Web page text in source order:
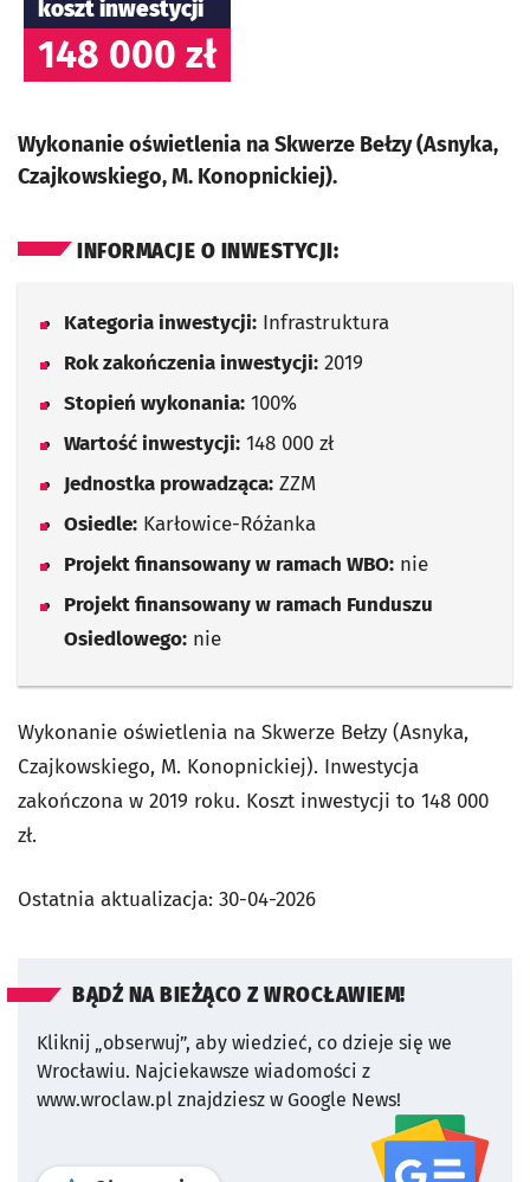
koszt inwestycji
148 000 zł
Wykonanie oświetlenia na Skwerze Bełzy (Asnyka,
Czajkowskiego, M. Konopnickiej).
INFORMACJE O INWESTYCJI:
Kategoria inwestycji: Infrastruktura
Rok zakończenia inwestycji: 2019
Stopień wykonania: 100%
Wartość inwestycji: 148 000 zł
Jednostka prowadząca: ZZM
Osiedle: Karłowice-Różanka
Projekt finansowany w ramach WBO: nie
Projekt finansowany w ramach Funduszu
Osiedlowego: nie
Wykonanie oświetlenia na Skwerze Bełzy (Asnyka,
Czajkowskiego, M. Konopnickiej). Inwestycja
zakończona w 2019 roku. Koszt inwestycji to 148 000
zł.
Ostatnia aktualizacja: 30-04-2026
BĄDŹ NA BIEŻĄCO Z WROCŁAWIEM!
Kliknij „obserwuj”, aby wiedzieć, co dzieje się we
Wrocławiu. Najciekawsze wiadomości z
www.wroclaw.pl znajdziesz w Google News!